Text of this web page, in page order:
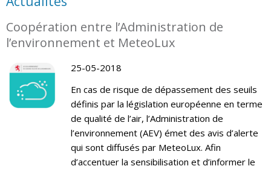
Coopération entre l’Administration de
l’environnement et MeteoLux
25-05-2018
En cas de risque de dépassement des seuils
définis par la législation européenne en terme
de qualité de l’air, l’Administration de
l’environnement (AEV) émet des avis d’alerte
qui sont diffusés par MeteoLux. Afin
d’accentuer la sensibilisation et d’informer le